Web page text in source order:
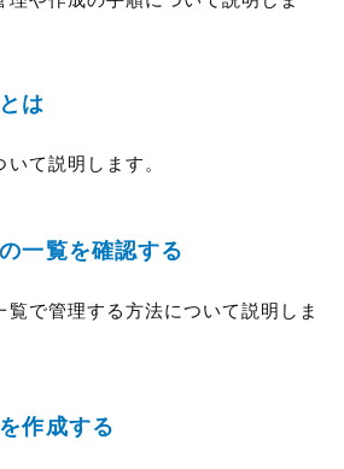
は
て説明します。
一覧を確認する
覧で管理する方法について説明しま
作成する